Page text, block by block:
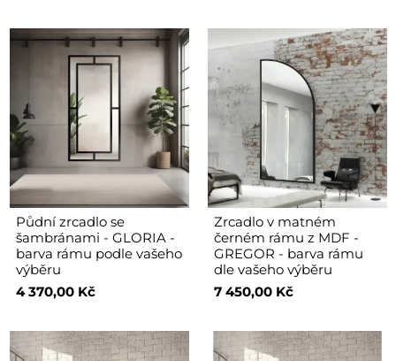
Půdní zrcadlo se
šambránami - GLORIA -
barva rámu podle vašeho
výběru
4 370,00 Kč
Zrcadlo v matném
černém rámu z MDF -
GREGOR - barva rámu
dle vašeho výběru
7 450,00 Kč